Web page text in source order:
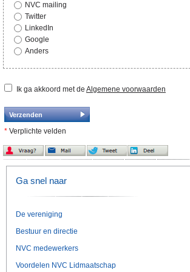
NVC mailing
Twitter
LinkedIn
Google
Anders
Ik ga akkoord met de Algemene voorwaarden
* Verplichte velden
Ga snel naar
De vereniging
Bestuur en directie
NVC medewerkers
Voordelen NVC Lidmaatschap